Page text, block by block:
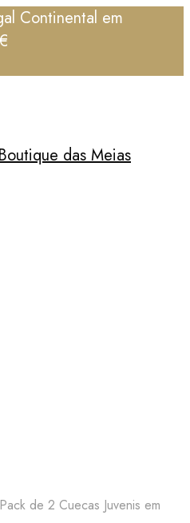
Continental em
de 2 Cuecas Juvenis em